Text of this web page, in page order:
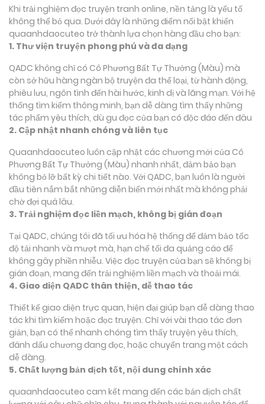
Khi trải nghiệm đọc truyện tranh online, nền tảng là yếu tố
không thể bỏ qua. Dưới đây là những điểm nổi bật khiến
quaanhdaocuteo trở thành lựa chọn hàng đầu cho bạn:
1. Thư viện truyện phong phú và đa dạng
QADC không chỉ có Cô Phương Bất Tự Thưởng (Màu) mà
còn sở hữu hàng ngàn bộ truyện đa thể loại, từ hành động,
phiêu lưu, ngôn tình đến hài hước, kinh dị và lãng mạn. Với hệ
thống tìm kiếm thông minh, bạn dễ dàng tìm thấy những
tác phẩm yêu thích, dù gu đọc của bạn có độc đáo đến đâu
2. Cập nhật nhanh chóng và liên tục
Quaanhdaocuteo luôn cập nhật các chương mới của Cô
Phương Bất Tự Thưởng (Màu) nhanh nhất, đảm bảo bạn
không bỏ lỡ bất kỳ chi tiết nào. Với QADC, bạn luôn là người
đầu tiên nắm bắt những diễn biến mới nhất mà không phải
chờ đợi quá lâu.
3. Trải nghiệm đọc liền mạch, không bị gián đoạn
Tại QADC, chúng tôi đã tối ưu hóa hệ thống để đảm bảo tốc
độ tải nhanh và mượt mà, hạn chế tối đa quảng cáo để
không gây phiền nhiễu. Việc đọc truyện của bạn sẽ không bị
gián đoạn, mang đến trải nghiệm liền mạch và thoải mái.
4. Giao diện QADC thân thiện, dễ thao tác
Thiết kế giao diện trực quan, hiện đại giúp bạn dễ dàng thao
tác khi tìm kiếm hoặc đọc truyện. Chỉ với vài thao tác đơn
giản, bạn có thể nhanh chóng tìm thấy truyện yêu thích,
đánh dấu chương đang đọc, hoặc chuyển trang một cách
dễ dàng.
5. Chất lượng bản dịch tốt, nội dung chính xác
quaanhdaocuteo cam kết mang đến các bản dịch chất